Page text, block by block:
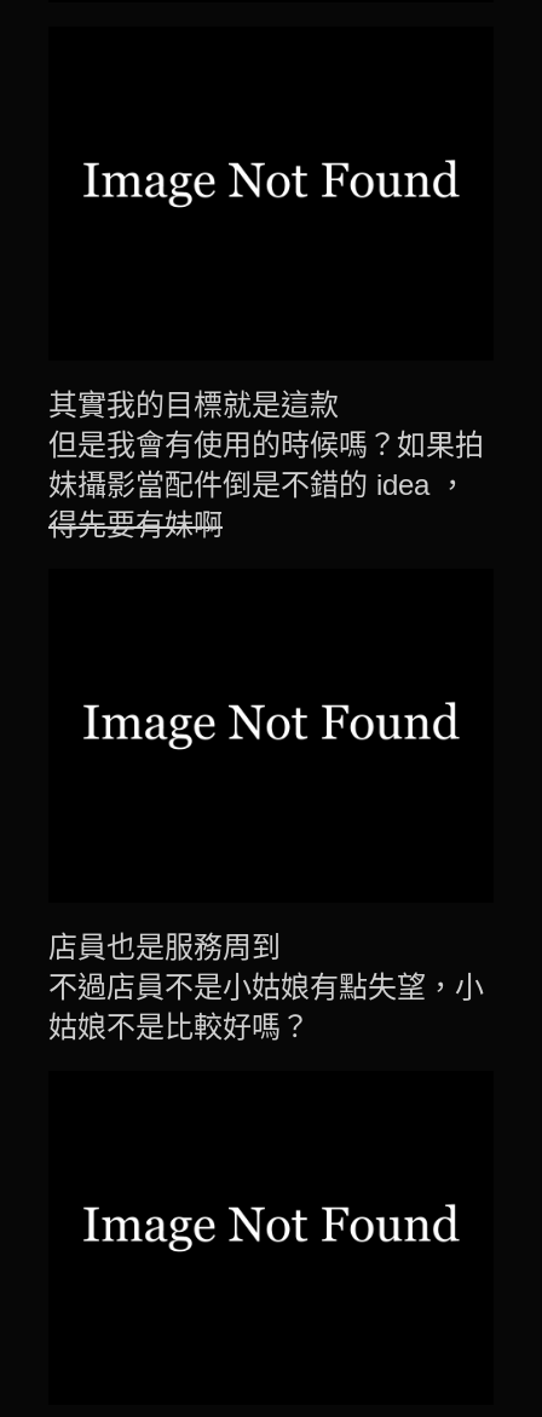
其實我的目標就是這款
但是我會有使用的時候嗎？如果拍
妹攝影當配件倒是不錯的 idea ，
得先要有妹啊
店員也是服務周到
不過店員不是小姑娘有點失望，小
姑娘不是比較好嗎？